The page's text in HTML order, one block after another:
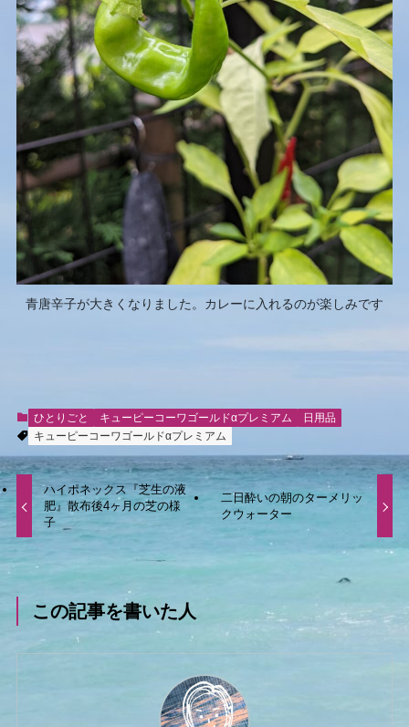
青唐辛子が大きくなりました。カレーに入れるのが楽しみです
ひとりごと キューピーコーワゴールドαプレミアム
日用品
キューピーコーワゴールドαプレミアム
ハイポネックス『芝生の液
肥』散布後4ヶ月の芝の様
子
二日酔いの朝のターメリッ
クウォーター
この記事を書いた人